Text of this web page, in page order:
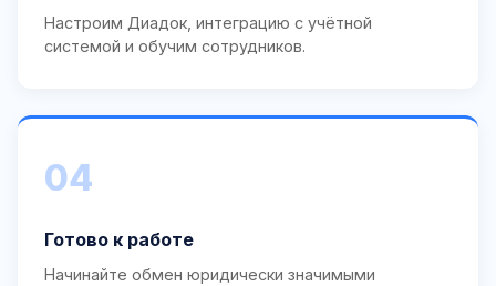
Настроим Диадок, интеграцию с учётной
системой и обучим сотрудников.
04
Готово к работе
Начинайте обмен юридически значимыми